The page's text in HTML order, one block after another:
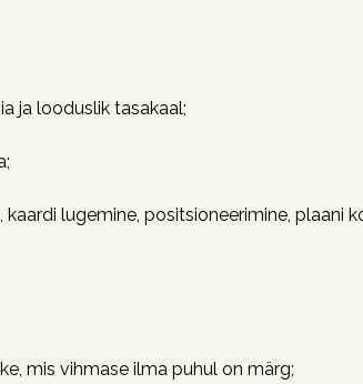
ja looduslik tasakaal;
lugemine, positsioneerimine, plaani
mis vihmase ilma puhul on märg;